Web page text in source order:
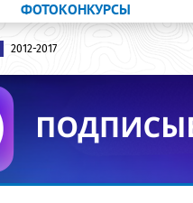
ФОТОКОНКУРСЫ
2012-2017